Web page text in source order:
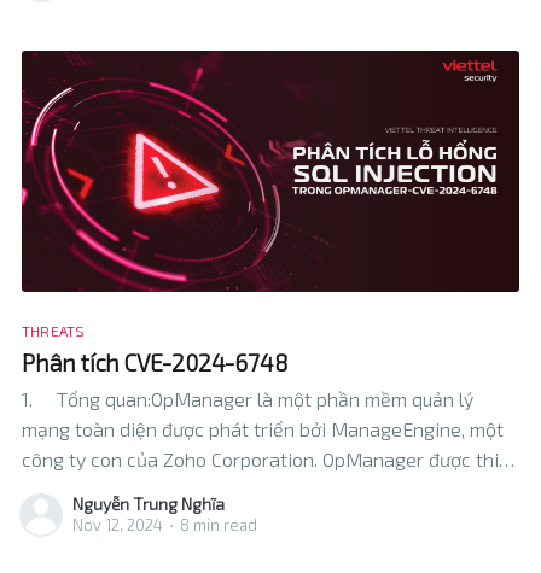
THREATS
Phân tích CVE-2024-6748
1. Tổng quan:OpManager là một phần mềm quản lý
mạng toàn diện được phát triển bởi ManageEngine, một
công ty con của Zoho Corporation. OpManager được thiết
kế để giúp các tổ chức giám sát và quản lý cơ sở hạ tầng
mạng của mình một cách hiệu quả
Nguyễn Trung Nghĩa
Nov 12, 2024 • 8 min read